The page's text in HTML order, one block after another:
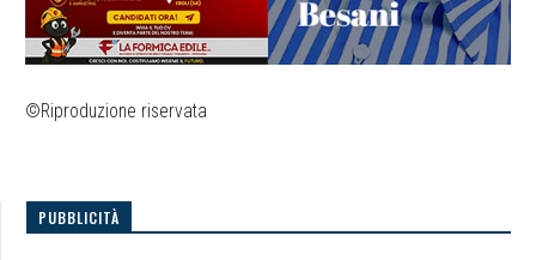
©Riproduzione riservata
PUBBLICITÀ